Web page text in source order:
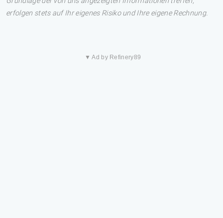
erfolgen stets auf Ihr eigenes Risiko und Ihre eigene Rechnung.
▼ Ad by Refinery89